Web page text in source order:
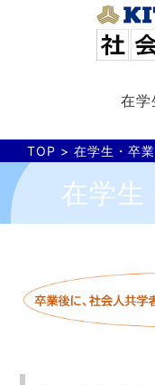
在学
TOP > 在学生・卒
在学生